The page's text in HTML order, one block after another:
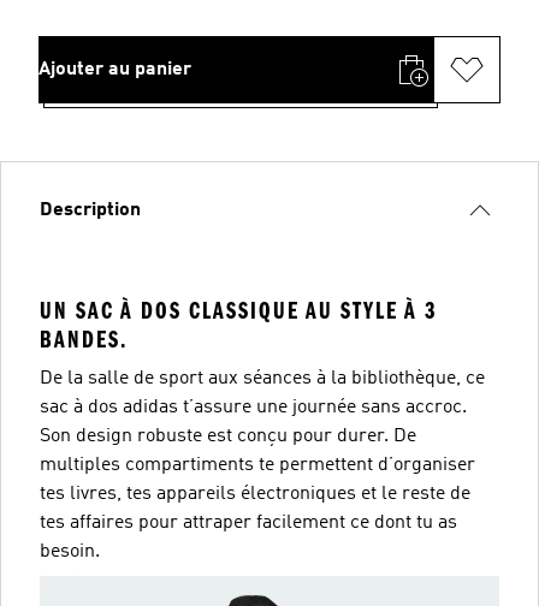
Ajouter au panier
Description
UN SAC À DOS CLASSIQUE AU STYLE À 3
BANDES.
De la salle de sport aux séances à la bibliothèque, ce
sac à dos adidas t’assure une journée sans accroc.
Son design robuste est conçu pour durer. De
multiples compartiments te permettent d’organiser
tes livres, tes appareils électroniques et le reste de
tes affaires pour attraper facilement ce dont tu as
besoin.